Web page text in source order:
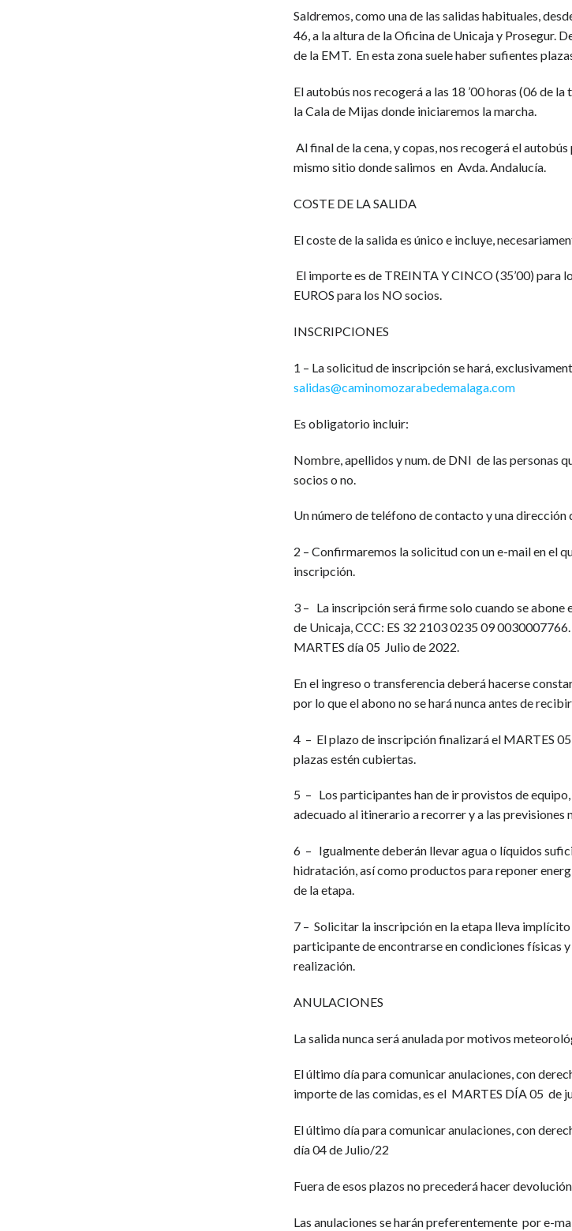
Saldremos, como una de las salidas habituales,
46, a la altura de la Oficina de Unicaja y Prosegur.
de la EMT. En esta zona suele haber sufientes
El autobús nos recogerá a las 18 ’00 horas (06 de
la Cala de Mijas donde iniciaremos la marcha.
Al final de la cena, y copas, nos recogerá el
mismo sitio donde salimos en Avda. Andalucía.
COSTE DE LA SALIDA
El coste de la salida es único e incluye,
El importe es de TREINTA Y CINCO (35’00) para
EUROS para los NO socios.
INSCRIPCIONES
1 – La solicitud de inscripción se hará,
salidas@caminomozarabedemalaga.com
Es obligatorio incluir:
Nombre, apellidos y num. de DNI de las personas
socios o no.
Un número de teléfono de contacto y una
2 – Confirmaremos la solicitud con un e-mail en el
inscripción.
3 – La inscripción será firme solo cuando se abone
de Unicaja, CCC: ES 32 2103 0235 09
MARTES día 05 Julio de 2022.
En el ingreso o transferencia deberá hacerse
por lo que el abono no se hará nunca antes de
4 – El plazo de inscripción finalizará el MARTES
plazas estén cubiertas.
5 – Los participantes han de ir provistos de
adecuado al itinerario a recorrer y a las previsiones
6 – Igualmente deberán llevar agua o líquidos
hidratación, así como productos para reponer
de la etapa.
7 – Solicitar la inscripción en la etapa lleva
participante de encontrarse en condiciones físicas y
realización.
ANULACIONES
La salida nunca será anulada por motivos
El último día para comunicar anulaciones, con
importe de las comidas, es el MARTES DÍA 05 de
El último día para comunicar anulaciones, con
día 04 de Julio/22
Fuera de esos plazos no precederá hacer
Las anulaciones se harán preferentemente por e-